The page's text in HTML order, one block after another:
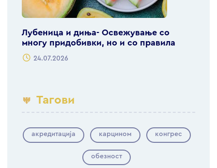
Лубеница и диња- Освежување со
многу придобивки, но и со правила
24.07.2026
Тагови
акредитација карцином конгрес
обезност